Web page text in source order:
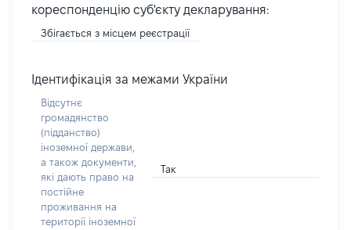
кореспонденцію суб'єкту декларування:
Збігається з місцем реєстрації
Ідентифікація за межами України
Відсутнє
громадянство
(підданство)
іноземної держави,
а також документи,
які дають право на
постійне
проживання на
території іноземної
Так